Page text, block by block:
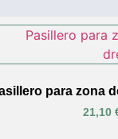
para zona
21,10